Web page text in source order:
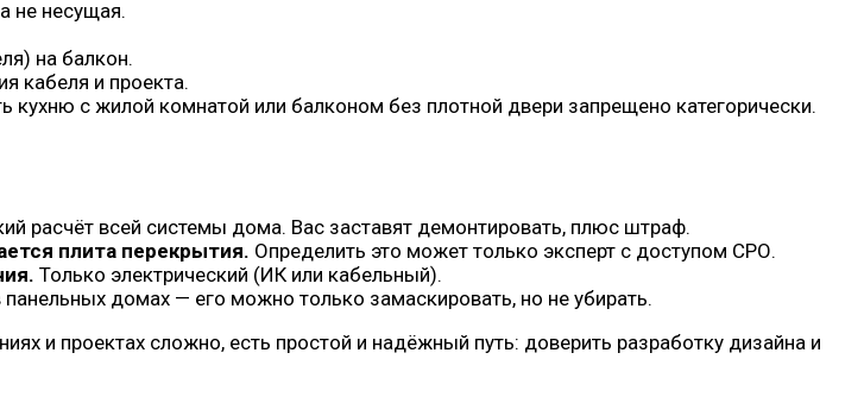
не несущая.
на балкон.
кабеля и проекта.
кухню с жилой комнатой или балконом без плотной двери запрещено категорически.
расчёт всей системы дома. Вас заставят демонтировать, плюс штраф.
плита перекрытия. Определить это может только эксперт с доступом СРО.
Только электрический (ИК или кабельный).
домах — его можно только замаскировать, но не убирать.
и проектах сложно, есть простой и надёжный путь: доверить разработку дизайна и